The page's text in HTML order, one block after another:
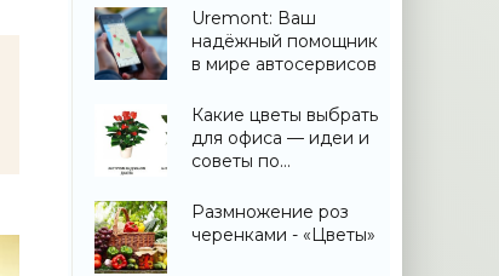
и подготовка
Uremont: Ваш
надёжный помощник
в мире автосервисов
Какие цветы выбрать
для офиса — идеи и
советы по
Размножение роз
черенками - «Цветы»